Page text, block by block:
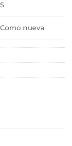
S
Como nueva